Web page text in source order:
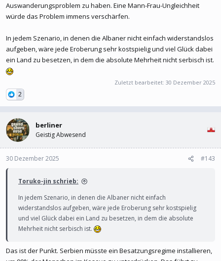
Auswanderungsproblem zu haben. Eine Mann-Frau-Ungleichheit
würde das Problem immens verschärfen.
In jedem Szenario, in denen die Albaner nicht einfach widerstandslos
aufgeben, wäre jede Eroberung sehr kostspielig und viel Glück dabei
ein Land zu besetzen, in dem die absolute Mehrheit nicht serbisch ist.
Zuletzt bearbeitet: 30 Dezember 2025
2
berliner
Geistig Abwesend
30 Dezember 2025 #143
Toruko-jin schrieb:
In jedem Szenario, in denen die Albaner nicht einfach
widerstandslos aufgeben, wäre jede Eroberung sehr kostspielig
und viel Glück dabei ein Land zu besetzen, in dem die absolute
Mehrheit nicht serbisch ist.
Das ist der Punkt. Serbien müsste ein Besatzungsregime installieren,